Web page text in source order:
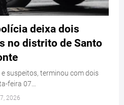
deixa dois
no distrito de Santo
suspeitos, terminou com dois
feira 07…
2026